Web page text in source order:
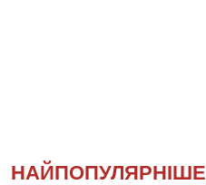
НАЙПОПУЛЯРНІШЕ